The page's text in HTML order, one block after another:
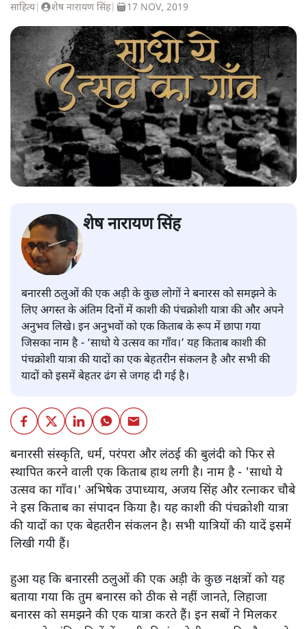
साहित्य| शेष नारायण सिंह| 17 NOV, 2019
शेष नारायण सिंह
बनारसी ठलुओं की एक अड़ी के कुछ लोगों ने बनारस को समझने के
लिए अगस्त के अंतिम दिनों में काशी की पंचक्रोशी यात्रा की और अपने
अनुभव लिखे। इन अनुभवों को एक किताब के रूप में छापा गया
जिसका नाम है - ‘साधो ये उत्सव का गाँव।’ यह किताब काशी की
पंचक्रोशी यात्रा की यादों का एक बेहतरीन संकलन है और सभी की
यादों को इसमें बेहतर ढंग से जगह दी गई है।
बनारसी संस्कृति, धर्म, परंपरा और लंठई की बुलंदी को फिर से
स्थापित करने वाली एक किताब हाथ लगी है। नाम है - 'साधो ये
उत्सव का गाँव।' अभिषेक उपाध्याय, अजय सिंह और रत्नाकर चौबे
ने इस किताब का संपादन किया है। यह काशी की पंचक्रोशी यात्रा
की यादों का एक बेहतरीन संकलन है। सभी यात्रियों की यादें इसमें
लिखी गयी हैं।
हुआ यह कि बनारसी ठलुओं की एक अड़ी के कुछ नक्षत्रों को यह
बताया गया कि तुम बनारस को ठीक से नहीं जानते, लिहाजा
बनारस को समझने की एक यात्रा करते हैं। इन सबों ने मिलकर